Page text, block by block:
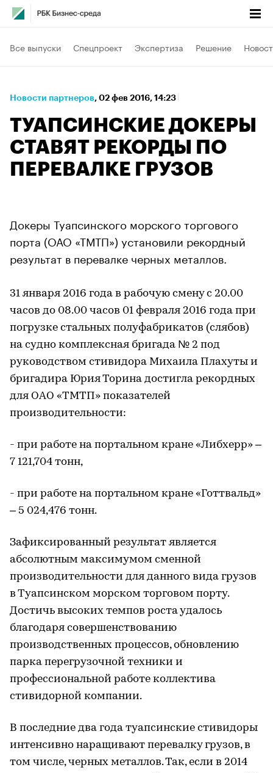
Все выпуски Спецпроект Экспертиза Решение
Новости партнеров⁠, 02 фев 2016, 14:23
ТУАПСИНСКИЕ ДОКЕРЫ
СТАВЯТ РЕКОРДЫ ПО
ПЕРЕВАЛКЕ ГРУЗОВ
Докеры Туапсинского морского торгового
порта (ОАО «ТМТП») установили рекордный
результат в перевалке черных металлов.
31 января 2016 года в рабочую смену с 20.00
часов до 08.00 часов 01 февраля 2016 года при
погрузке стальных полуфабрикатов (слябов)
на судно комплексная бригада № 2 под
руководством стивидора Михаила Плахуты и
бригадира Юрия Торина достигла рекордных
для ОАО «ТМТП» показателей
производительности:
- при работе на портальном кране «Либхерр» –
7 121,704 тонн,
- при работе на портальном кране «Готтвальд»
– 5 024,476 тонн.
Зафиксированный результат является
абсолютным максимумом сменной
производительности для данного вида грузов
в Туапсинском морском торговом порту.
Достичь высоких темпов роста удалось
благодаря совершенствованию
производственных процессов, обновлению
парка перегрузочной техники и
профессиональной работе коллектива
стивидорной компании.
В последние два года туапсинские стивидоры
интенсивно наращивают перевалку грузов, в
том числе, черных металлов. Так, если в 2014